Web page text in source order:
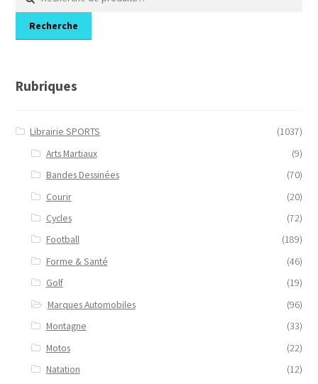
pour :
Recherche
Rubriques
Librairie SPORTS
(1037)
Arts Martiaux
(9)
Bandes Dessinées
(70)
Courir
(20)
Cycles
(72)
Football
(189)
Forme & Santé
(46)
Golf
(19)
Marques Automobiles
(96)
Montagne
(33)
Motos
(22)
Natation
(12)